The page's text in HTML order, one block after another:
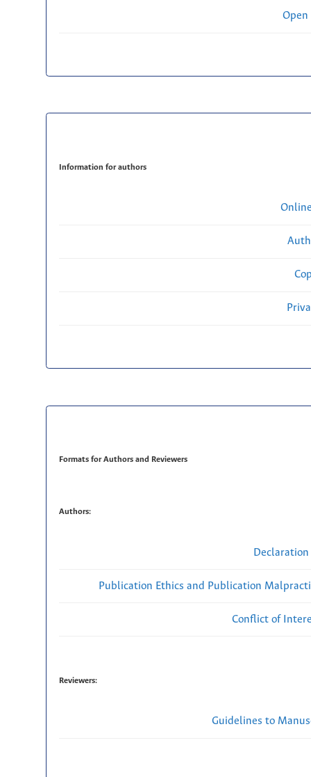
Open
Information for authors
Formats for Authors and Reviewers
Authors:
Publication Ethics and Publication
Conflict of
Reviewers:
Guidelines to